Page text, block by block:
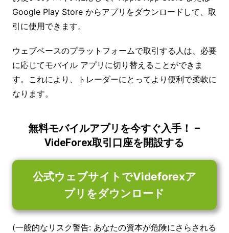
Google Play Store からアプリをダウンロードして、取
引に使用できます。
ウェブベースのプラットフォームで取引する人は、必要
に応じてモバイル アプリに切り替えることができま
す。これにより、トレーダーにとってより便利で柔軟に
なります。
無料モバイルアプリを今すぐ入手！ –
VideForex取引口座を開設する
公式ウェブサイトでVideforexア
プリをダウンロード
(一般的なリスク警告: あなたの資本が危険にさらされる